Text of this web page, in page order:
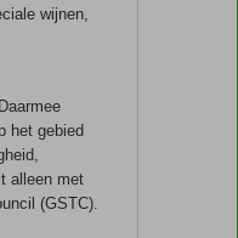
wijnen,
het gebied
alleen met
(GSTC).